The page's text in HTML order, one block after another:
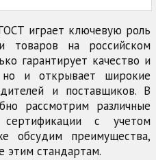
играет ключевую роль
товаров на российском
гарантирует качество и
но и открывает широкие
и поставщиков. В
рассмотрим различные
с учетом
обсудим преимущества,
этим стандартам.